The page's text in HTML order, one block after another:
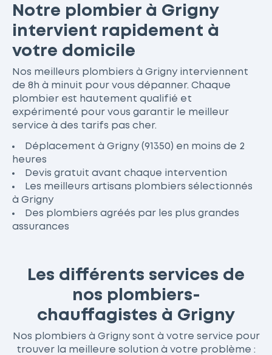
Notre plombier à Grigny
intervient rapidement à
votre domicile
Nos meilleurs plombiers à Grigny interviennent
de 8h à minuit pour vous dépanner. Chaque
plombier est hautement qualifié et
expérimenté pour vous garantir le meilleur
service à des tarifs pas cher.
Déplacement à Grigny (91350) en moins de 2
heures
Devis gratuit avant chaque intervention
Les meilleurs artisans plombiers sélectionnés
à Grigny
Des plombiers agréés par les plus grandes
assurances
Les différents services de
nos plombiers-
chauffagistes à Grigny
Nos plombiers à Grigny sont à votre service pour
trouver la meilleure solution à votre problème :